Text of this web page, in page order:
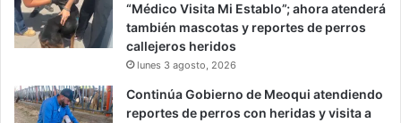
“Médico Visita Mi Establo”; ahora atenderá
también mascotas y reportes de perros
callejeros heridos
lunes 3 agosto, 2026
Continúa Gobierno de Meoqui atendiendo
reportes de perros con heridas y visita a